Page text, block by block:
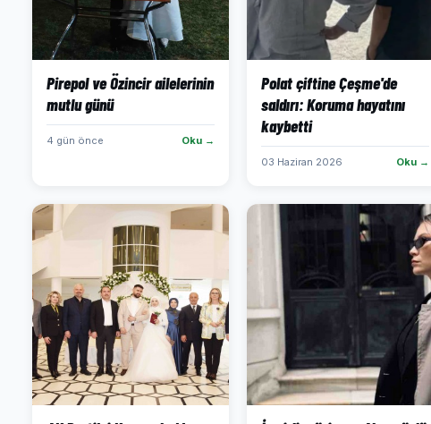
Pirepol ve Özincir ailelerinin
mutlu günü
4 gün önce Oku →
Polat çiftine Çeşme'de
saldırı: Koruma hayatını
kaybetti
03 Haziran 2026 Oku →